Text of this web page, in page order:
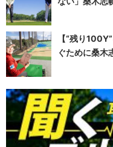
【“残り
ぐために桑木